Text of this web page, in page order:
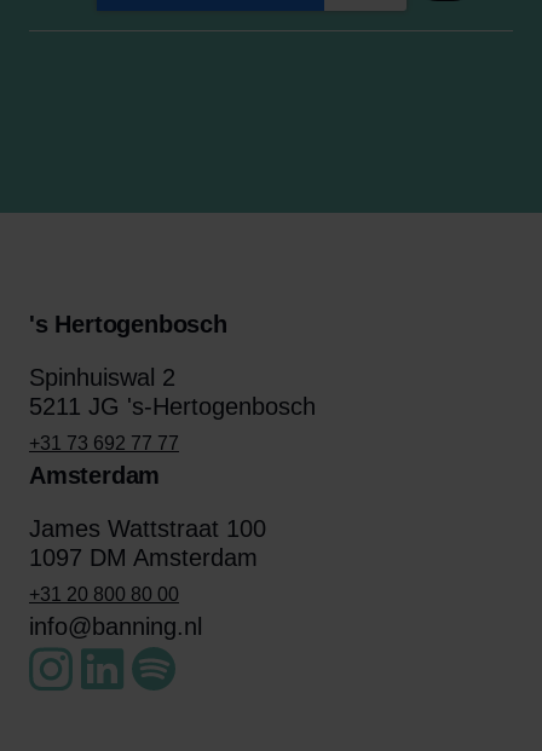
's Hertogenbosch
Spinhuiswal 2
5211 JG 's-Hertogenbosch
+31 73 692 77 77
Amsterdam
James Wattstraat 100
1097 DM Amsterdam
+31 20 800 80 00
info@banning.nl